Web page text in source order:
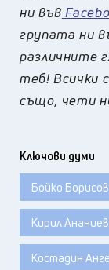
ни във
групата ни
различните
теб! Всички
също, чети
Ключови думи
Бойко Борисов
Кирил Ананиев
Костадин